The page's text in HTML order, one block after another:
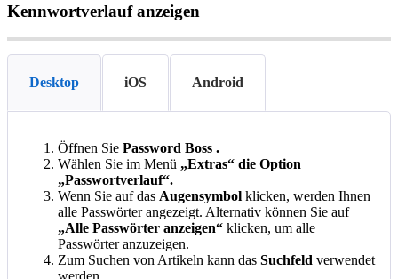
Kennwortverlauf anzeigen
Desktop iOS Android
Öffnen Sie Password Boss .
Wählen Sie im Menü „Extras“ die Option
„Passwortverlauf“.
Wenn Sie auf das Augensymbol klicken, werden Ihnen
alle Passwörter angezeigt. Alternativ können Sie auf
„Alle Passwörter anzeigen“ klicken, um alle
Passwörter anzuzeigen.
Zum Suchen von Artikeln kann das Suchfeld verwendet